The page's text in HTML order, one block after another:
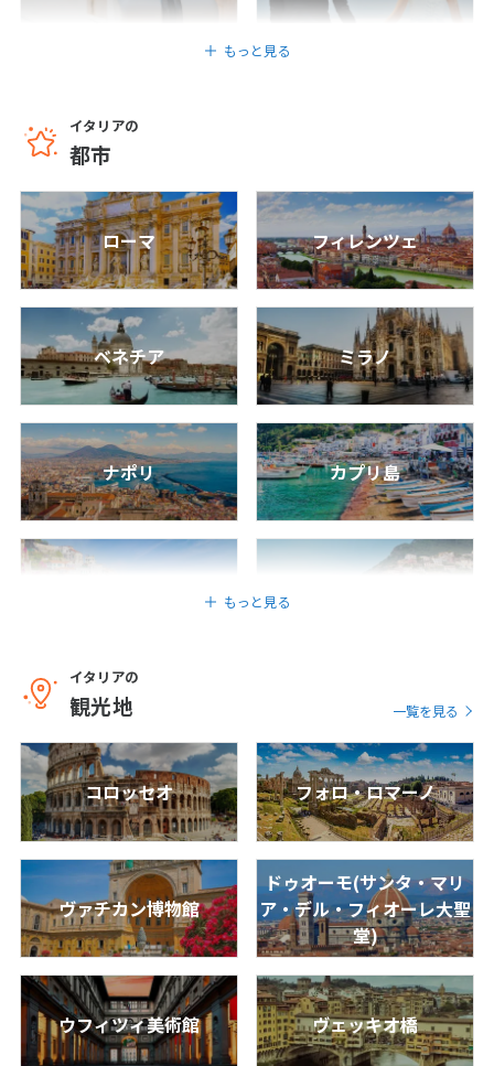
13 14 15 16 17
18
22
2027年10
1
2
3
4 5 7 8
9
10
11 12 13 14 15
16
17
18 19 20 21 22
23
24
25 26 28 29
30
31
2027年11月 11月未定
1 2 4 5
6
7
8 9 10 11 12
13
2 3
4
5
6 7 9 10
11
12
13 14 15 16 17
18
20 21 22 23 24
25
26
27 28 29 30 31
2028年1月 1月未定
1
8
681,800 〜1,137,800
もっと見る
イタリアの
都市
ローマ フィレンツェ
ベネチア ミラノ
ナポリ カプリ島
アルベロベッロ
バーリ チンクエ・テッレ
ピサ サン・ジミニャーノ
シエナ ルッカ
もっと見る
イタリアの
観光地 一覧を見る
コロッセオ フォロ・ロマーノ
ヴァチカン博物館
ドゥオーモ(サンタ・マリ
ア・デル・フィオーレ大聖
堂)
ウフィツィ美術館 ヴェッキオ橋